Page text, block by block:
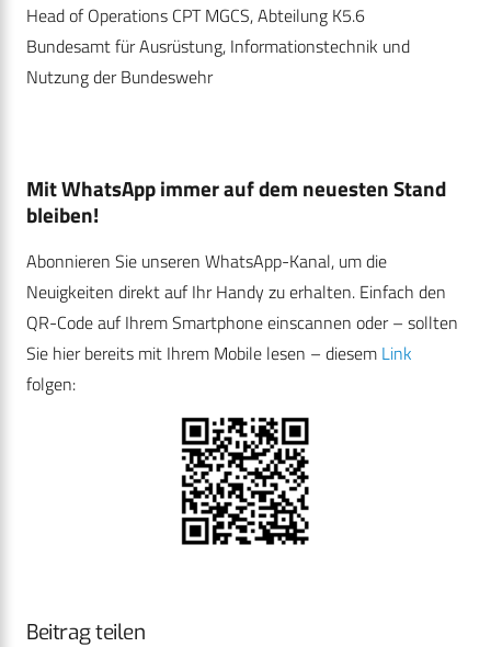
Head of Operations CPT MGCS, Abteilung K5.6
Bundesamt für Ausrüstung, Informationstechnik und
Nutzung der Bundeswehr
Mit WhatsApp immer auf dem neuesten Stand
bleiben!
Abonnieren Sie unseren WhatsApp-Kanal, um die
Neuigkeiten direkt auf Ihr Handy zu erhalten. Einfach den
QR-Code auf Ihrem Smartphone einscannen oder – sollten
Sie hier bereits mit Ihrem Mobile lesen – diesem Link
folgen:
Beitrag teilen